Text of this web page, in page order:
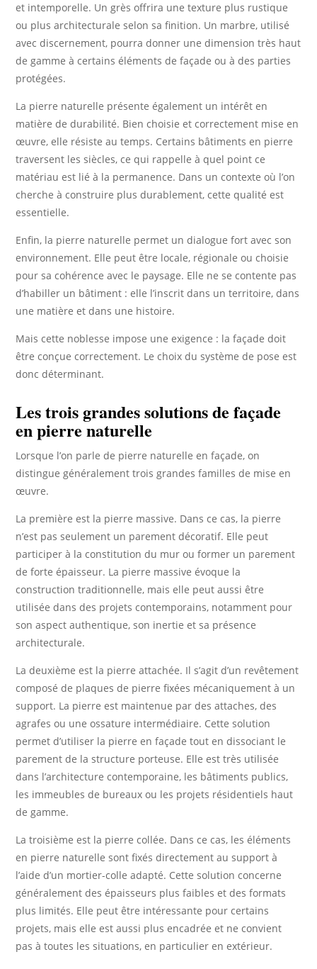
et intemporelle. Un grès offrira une texture plus rustique
ou plus architecturale selon sa finition. Un marbre, utilisé
avec discernement, pourra donner une dimension très haut
de gamme à certains éléments de façade ou à des parties
protégées.
La pierre naturelle présente également un intérêt en
matière de durabilité. Bien choisie et correctement mise en
œuvre, elle résiste au temps. Certains bâtiments en pierre
traversent les siècles, ce qui rappelle à quel point ce
matériau est lié à la permanence. Dans un contexte où l’on
cherche à construire plus durablement, cette qualité est
essentielle.
Enfin, la pierre naturelle permet un dialogue fort avec son
environnement. Elle peut être locale, régionale ou choisie
pour sa cohérence avec le paysage. Elle ne se contente pas
d’habiller un bâtiment : elle l’inscrit dans un territoire, dans
une matière et dans une histoire.
Mais cette noblesse impose une exigence : la façade doit
être conçue correctement. Le choix du système de pose est
donc déterminant.
Les trois grandes solutions de façade
en pierre naturelle
Lorsque l’on parle de pierre naturelle en façade, on
distingue généralement trois grandes familles de mise en
œuvre.
La première est la pierre massive. Dans ce cas, la pierre
n’est pas seulement un parement décoratif. Elle peut
participer à la constitution du mur ou former un parement
de forte épaisseur. La pierre massive évoque la
construction traditionnelle, mais elle peut aussi être
utilisée dans des projets contemporains, notamment pour
son aspect authentique, son inertie et sa présence
architecturale.
La deuxième est la pierre attachée. Il s’agit d’un revêtement
composé de plaques de pierre fixées mécaniquement à un
support. La pierre est maintenue par des attaches, des
agrafes ou une ossature intermédiaire. Cette solution
permet d’utiliser la pierre en façade tout en dissociant le
parement de la structure porteuse. Elle est très utilisée
dans l’architecture contemporaine, les bâtiments publics,
les immeubles de bureaux ou les projets résidentiels haut
de gamme.
La troisième est la pierre collée. Dans ce cas, les éléments
en pierre naturelle sont fixés directement au support à
l’aide d’un mortier-colle adapté. Cette solution concerne
généralement des épaisseurs plus faibles et des formats
plus limités. Elle peut être intéressante pour certains
projets, mais elle est aussi plus encadrée et ne convient
pas à toutes les situations, en particulier en extérieur.